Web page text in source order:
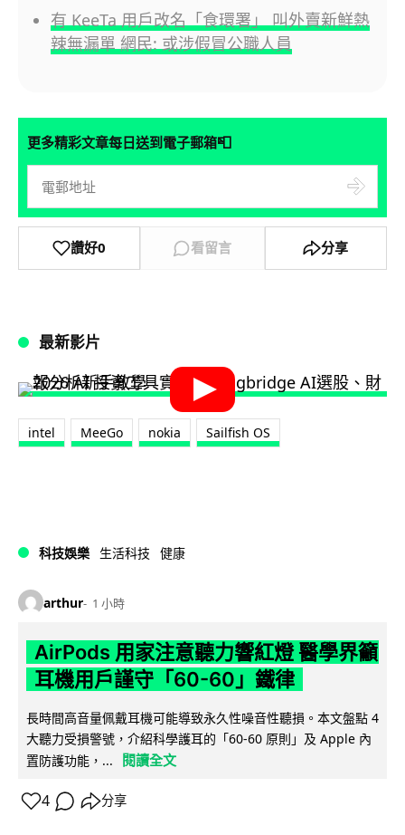
有 KeeTa 用戶改名「食環署」 叫外賣新鮮熱
辣無漏單 網民: 或涉假冒公職人員
更多精彩文章每日送到電子郵箱📮
讚好0 看留言 分享
最新影片
intel MeeGo nokia Sailfish OS
科技娛樂 生活科技 健康
arthur 1 小時
AirPods 用家注意聽力響紅燈 醫學界籲
耳機用戶謹守「60-60」鐵律
長時間高音量佩戴耳機可能導致永久性噪音性聽損。本文盤點 4
大聽力受損警號，介紹科學護耳的「60-60 原則」及 Apple 內
置防護功能，...
閱讀全文
4 分享